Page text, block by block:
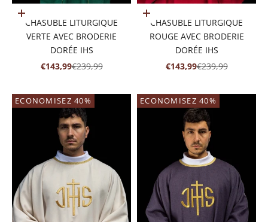
Ajouter au panier
CHASUBLE LITURGIQUE
VERTE AVEC BRODERIE
DORÉE IHS
PRIX DE VENTE
€143,99PRIX NORMAL
€239,99
Ajouter au panier
CHASUBLE LITURGIQUE
ROUGE AVEC BRODERIE
DORÉE IHS
PRIX DE VENTE
€143,99PRIX NORMAL
€239,99
ECONOMISEZ 40% ECONOMISEZ 40%